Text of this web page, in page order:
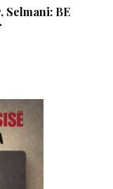
BE